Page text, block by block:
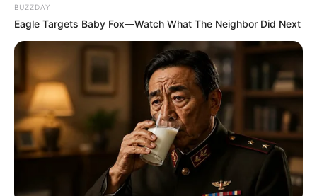
BUZZDAY
Eagle Targets Baby Fox—Watch What The Neighbor Did Next